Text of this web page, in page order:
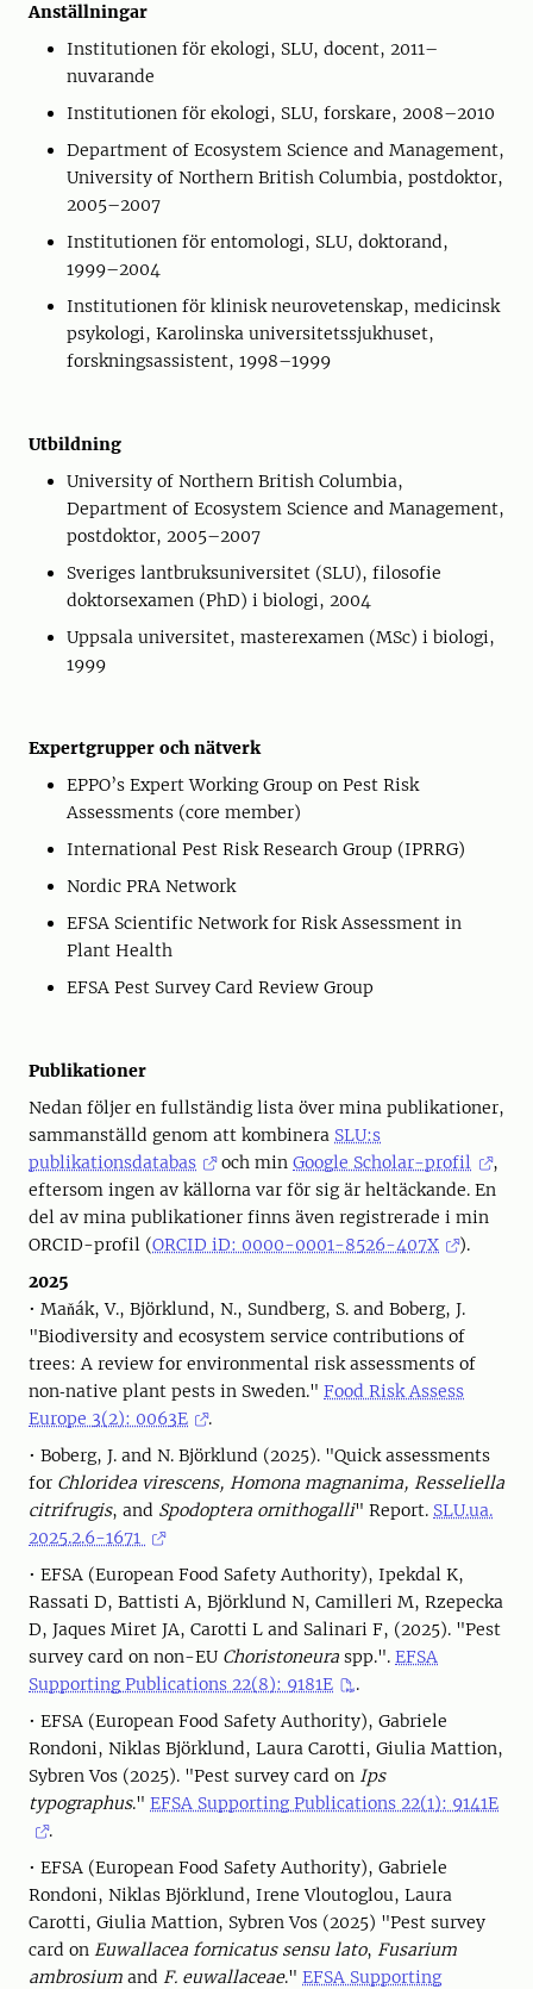
Anställningar
Institutionen för ekologi, SLU, docent, 2011–
nuvarande
Institutionen för ekologi, SLU, forskare, 2008–2010
Department of Ecosystem Science and Management,
University of Northern British Columbia, postdoktor,
2005–2007
Institutionen för entomologi, SLU, doktorand,
1999–2004
Institutionen för klinisk neurovetenskap, medicinsk
psykologi, Karolinska universitetssjukhuset,
forskningsassistent, 1998–1999
Utbildning
University of Northern British Columbia,
Department of Ecosystem Science and Management,
postdoktor, 2005–2007
Sveriges lantbruksuniversitet (SLU), filosofie
doktorsexamen (PhD) i biologi, 2004
Uppsala universitet, masterexamen (MSc) i biologi,
1999
Expertgrupper och nätverk
EPPO’s Expert Working Group on Pest Risk
Assessments (core member)
International Pest Risk Research Group (IPRRG)
Nordic PRA Network
EFSA Scientific Network for Risk Assessment in
Plant Health
EFSA Pest Survey Card Review Group
Publikationer
Nedan följer en fullständig lista över mina publikationer,
sammanställd genom att kombinera SLU:s
publikationsdatabas
och minGoogle Scholar-profil
,
eftersom ingen av källorna var för sig är heltäckande. En
del av mina publikationer finns även registrerade i min
ORCID-profil (ORCID iD: 0000-0001-8526-407X
).
2025
• Maňák, V., Björklund, N., Sundberg, S. and Boberg, J.
"Biodiversity and ecosystem service contributions of
trees: A review for environmental risk assessments of
non‐native plant pests in Sweden." Food Risk Assess
Europe 3(2): 0063E
.
• Boberg, J. and N. Björklund (2025). "Quick assessments
for Chloridea virescens, Homona magnanima, Resseliella
citrifrugis, and Spodoptera ornithogalli" Report. SLU.ua.
2025.2.6-1671
• EFSA (European Food Safety Authority), Ipekdal K,
Rassati D, Battisti A, Björklund N, Camilleri M, Rzepecka
D, Jaques Miret JA, Carotti L and Salinari F, (2025). "Pest
survey card on non-EU Choristoneura spp.". EFSA
Supporting Publications 22(8): 9181E
.
• EFSA (European Food Safety Authority), Gabriele
Rondoni, Niklas Björklund, Laura Carotti, Giulia Mattion,
Sybren Vos (2025). "Pest survey card on Ips
typographus." EFSA Supporting Publications 22(1): 9141E
.
• EFSA (European Food Safety Authority), Gabriele
Rondoni, Niklas Björklund, Irene Vloutoglou, Laura
Carotti, Giulia Mattion, Sybren Vos (2025) "Pest survey
card on Euwallacea fornicatus sensu lato, Fusarium
ambrosium and F. euwallaceae." EFSA Supporting